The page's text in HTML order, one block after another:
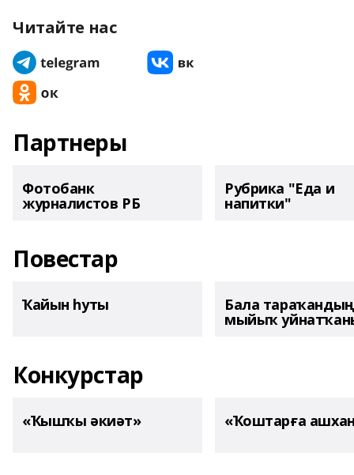
Читайте нас
Партнеры
Фотобанк
журналистов РБ
Рубрика "Еда и
напитки"
Повестар
Ҡайын һуты Бала тараҡандың
мыйыҡ
Конкурстар
«Ҡышҡы әкиәт» «Ҡоштарға